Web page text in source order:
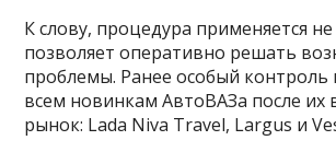
К слову, процедура применяется
позволяет оперативно решать
проблемы. Ранее особый контроль
всем новинкам АвтоВАЗа после их
рынок: Lada Niva Travel, Largus и